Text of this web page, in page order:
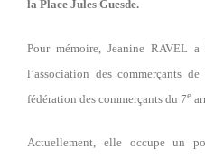
la Place Jules Guesde.
Pour mémoire, Jeanine RAVEL a
l’association des commerçants
fédération des commerçants du 7e
Actuellement, elle occupe un